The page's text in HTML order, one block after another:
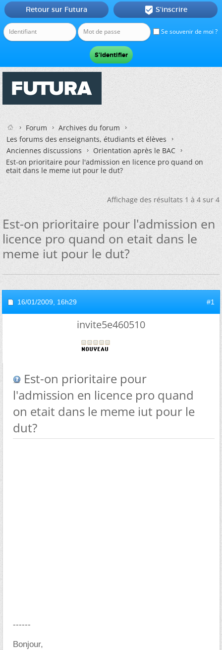
Se souvenir de moi ?
Retour sur Futura  S'inscrire
Forum
Archives du forum
Les forums des enseignants, étudiants et élèves
Anciennes discussions
Orientation après le BAC
Est-on prioritaire pour l'admission en licence pro quand on
etait dans le meme iut pour le dut?
Affichage des résultats 1 à 4 sur 4
Est-on prioritaire pour l'admission en
licence pro quand on etait dans le
meme iut pour le dut?
16/01/2009, 16h29 #1
invite5e460510
Est-on prioritaire pour
l'admission en licence pro quand
on etait dans le meme iut pour le
dut?
------
Bonjour,